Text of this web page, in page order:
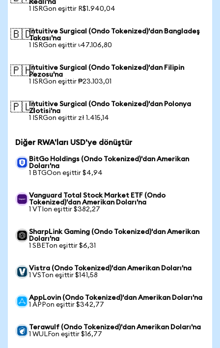
Reali'na
1 ISRGon eşittir R$1.940,04
🇧🇩Intuitive Surgical (Ondo Tokenized)'dan Bangladeş
Takası'na
1 ISRGon eşittir ৳47.106,80
🇵🇭Intuitive Surgical (Ondo Tokenized)'dan Filipin
Pezosu'na
1 ISRGon eşittir ₱23.103,01
🇵🇱Intuitive Surgical (Ondo Tokenized)'dan Polonya
Zlotisi'na
1 ISRGon eşittir zł 1.415,14
Diğer RWA'ları USD'ye dönüştür
BitGo Holdings (Ondo Tokenized)'dan Amerikan
Doları'na
1 BTGOon eşittir $4,94
Vanguard Total Stock Market ETF (Ondo
Tokenized)'dan Amerikan Doları'na
1 VTIon eşittir $382,27
SharpLink Gaming (Ondo Tokenized)'dan Amerikan
Doları'na
1 SBETon eşittir $6,31
Vistra (Ondo Tokenized)'dan Amerikan Doları'na
1 VSTon eşittir $141,58
AppLovin (Ondo Tokenized)'dan Amerikan Doları'na
1 APPon eşittir $342,77
Terawulf (Ondo Tokenized)'dan Amerikan Doları'na
1 WULFon eşittir $16,77